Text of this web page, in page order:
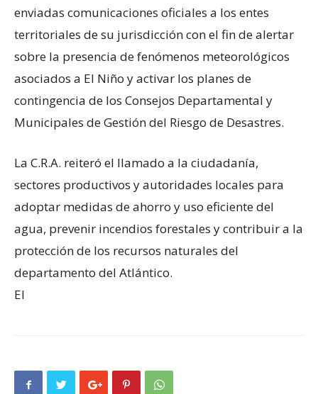
enviadas comunicaciones oficiales a los entes
territoriales de su jurisdicción con el fin de alertar
sobre la presencia de fenómenos meteorológicos
asociados a El Niño y activar los planes de
contingencia de los Consejos Departamental y
Municipales de Gestión del Riesgo de Desastres.
La C.R.A. reiteró el llamado a la ciudadanía,
sectores productivos y autoridades locales para
adoptar medidas de ahorro y uso eficiente del
agua, prevenir incendios forestales y contribuir a la
protección de los recursos naturales del
departamento del Atlántico.
El